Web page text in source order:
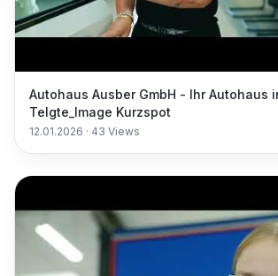
Autohaus Ausber GmbH - Ihr Autohaus
Telgte_Image Kurzspot
12.01.2026 · 43 Views